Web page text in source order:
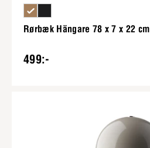
Rørbæk Hängare 78 x 7 x 22 cm
499:-